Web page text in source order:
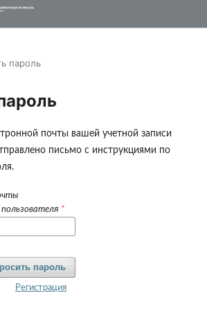
пароль
почты вашей учетной записи
письмо с инструкциями по
*
пароль
Регистрация